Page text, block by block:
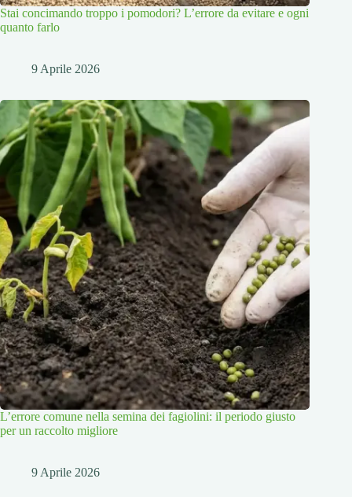
Stai concimando troppo i pomodori? L’errore da evitare e ogni
quanto farlo
9 Aprile 2026
L’errore comune nella semina dei fagiolini: il periodo giusto
per un raccolto migliore
9 Aprile 2026